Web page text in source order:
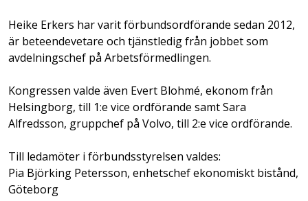
Heike Erkers har varit förbundsordförande sedan 2012,
är beteendevetare och tjänstledig från jobbet som
avdelningschef på Arbetsförmedlingen.
Kongressen valde även Evert Blohmé, ekonom från
Helsingborg, till 1:e vice ordförande samt Sara
Alfredsson, gruppchef på Volvo, till 2:e vice ordförande.
Till ledamöter i förbundsstyrelsen valdes:
Pia Björking Petersson, enhetschef ekonomiskt bistånd,
Göteborg